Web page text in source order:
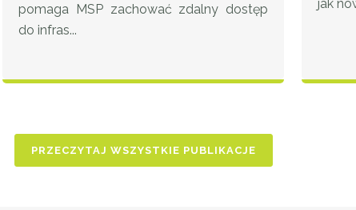
pomaga MSP zachować zdalny dostęp
do infras...
jak
PRZECZYTAJ WSZYSTKIE PUBLIKACJE